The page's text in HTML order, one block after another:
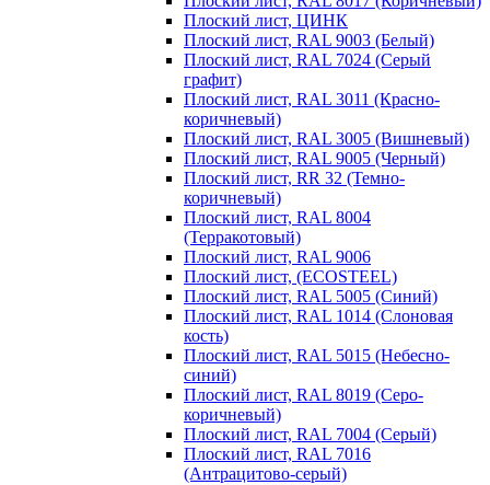
Плоский лист, ЦИНК
Плоский лист, RAL 9003 (Белый)
Плоский лист, RAL 7024 (Серый
графит)
Плоский лист, RAL 3011 (Красно-
коричневый)
Плоский лист, RAL 3005 (Вишневый)
Плоский лист, RAL 9005 (Черный)
Плоский лист, RR 32 (Темно-
коричневый)
Плоский лист, RAL 8004
(Терракотовый)
Плоский лист, RAL 9006
Плоский лист, (ECOSTEEL)
Плоский лист, RAL 5005 (Синий)
Плоский лист, RAL 1014 (Слоновая
кость)
Плоский лист, RAL 5015 (Небесно-
синий)
Плоский лист, RAL 8019 (Серо-
коричневый)
Плоский лист, RAL 7004 (Серый)
Плоский лист, RAL 7016
(Антрацитово-серый)